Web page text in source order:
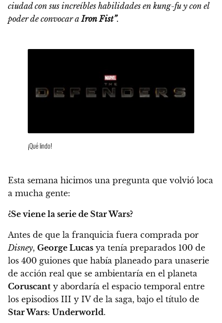
ciudad con sus increíbles habilidades en kung-fu y con el
poder de convocar aIron Fist”.
¡Qué lindo!
Esta semana hicimos una pregunta que volvió loca
a mucha gente:
¿Se viene la serie de Star Wars?
Antes de que la franquicia fuera comprada por
Disney, George Lucas ya tenía preparados 100 de
los 400 guiones que había planeado para unaserie
de acción real que se ambientaría en el planeta
Coruscant y abordaría el espacio temporal entre
los episodios III y IV de la saga, bajo el título de
Star Wars: Underworld.